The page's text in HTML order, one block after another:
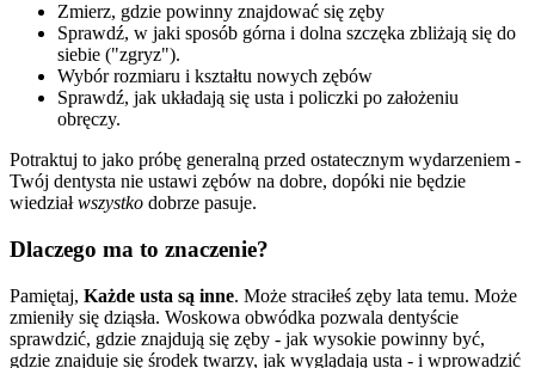
Zmierz, gdzie powinny znajdować się zęby
Sprawdź, w jaki sposób górna i dolna szczęka zbliżają się do
siebie ("zgryz").
Wybór rozmiaru i kształtu nowych zębów
Sprawdź, jak układają się usta i policzki po założeniu
obręczy.
Potraktuj to jako próbę generalną przed ostatecznym wydarzeniem -
Twój dentysta nie ustawi zębów na dobre, dopóki nie będzie
wiedziałwszystko dobrze pasuje.
Dlaczego ma to znaczenie?
Pamiętaj, Każde usta są inne. Może straciłeś zęby lata temu. Może
zmieniły się dziąsła. Woskowa obwódka pozwala dentyście
sprawdzić, gdzie znajdują się zęby - jak wysokie powinny być,
gdzie znajduje się środek twarzy, jak wyglądają usta - i wprowadzić